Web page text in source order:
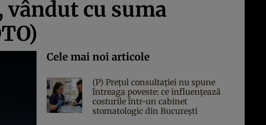
vândut cu suma
Cele mai noi articole
(P) Prețul consultației nu spune
întreaga poveste: ce influențează
costurile într-un cabinet
stomatologic din București